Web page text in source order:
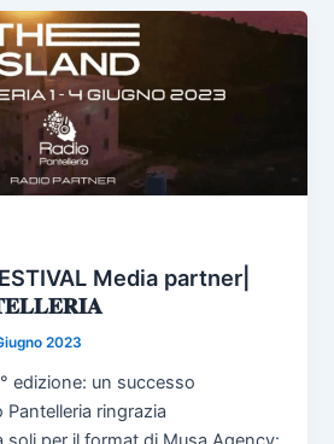
Media partner|
2023
edizione: un successo
ringrazia